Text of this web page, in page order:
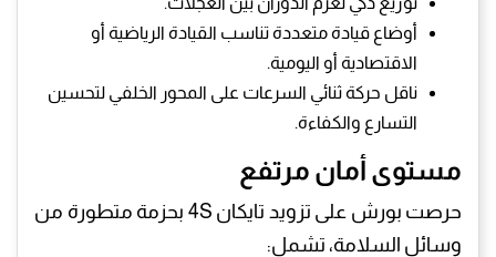
أوضاع قيادة متعددة تناسب القيادة الرياضية أو
الاقتصادية أو اليومية.
ناقل حركة ثنائي السرعات على المحور الخلفي لتحسين
التسارع والكفاءة.
مستوى أمان مرتفع
حرصت بورش على تزويد تايكان 4S بحزمة متطورة من
وسائل السلامة، تشمل: